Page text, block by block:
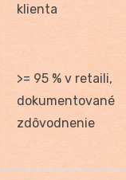
klienta
>= 95 % v retaili,
dokumentované
zdôvodnenie